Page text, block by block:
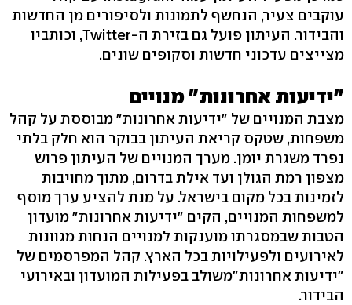
עוקבים צעיר, הנחשף לתמונות ולסיפורים מן החדשות
והבידור. העיתון פועל גם בזירת ה-Twitter, וכותביו
מצייצים עדכוני חדשות וסקופים שונים.
"ידיעות אחרונות" מנויים
מצבת המנויים של "ידיעות אחרונות" מבוססת על קהל
משפחות, שטקס קריאת העיתון בבוקר הוא חלק בלתי
נפרד משגרת יומן. מערך המנויים של העיתון פרוש
מצפון רמת הגולן ועד אילת בדרום, מתוך מחויבות
לזמינות בכל מקום בישראל. על מנת להציע ערך מוסף
למשפחות המנויים, הקים "ידיעות אחרונות" מועדון
הטבות שבמסגרתו מוענקות למנויים הנחות מגוונות
לאירועים ולפעילויות בכל הארץ. קהל המפרסמים של
"ידיעות אחרונות"משולב בפעילות המועדון ובאירועי
הבידור.